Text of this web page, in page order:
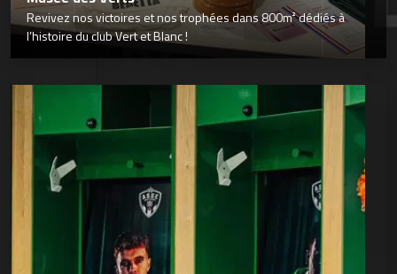
Revivez nos victoires et nos trophées dans 800m² dédiés à
l’histoire du club Vert et Blanc !